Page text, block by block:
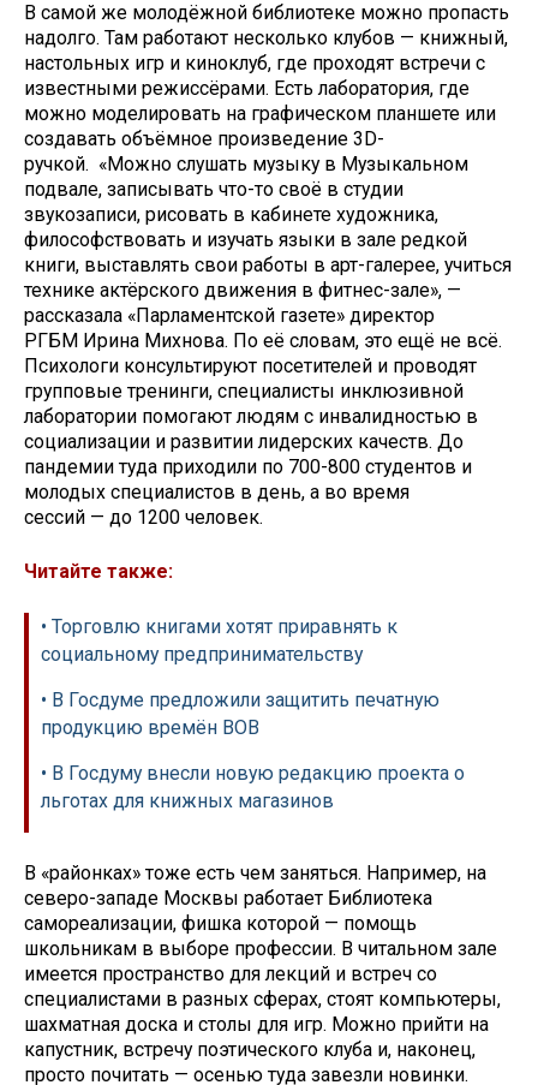
В самой же молодёжной библиотеке можно пропасть
надолго. Там работают несколько клубов — книжный,
настольных игр и киноклуб, где проходят встречи с
известными режиссёрами. Есть лаборатория, где
можно моделировать на графическом планшете или
создавать объёмное произведение 3D-
ручкой. «Можно слушать музыку в Музыкальном
подвале, записывать что-то своё в студии
звукозаписи, рисовать в кабинете художника,
философствовать и изучать языки в зале редкой
книги, выставлять свои работы в арт-галерее, учиться
технике актёрского движения в фитнес-зале», —
рассказала «Парламентской газете» директор
РГБМ Ирина Михнова. По её словам, это ещё не всё.
Психологи консультируют посетителей и проводят
групповые тренинги, специалисты инклюзивной
лаборатории помогают людям с инвалидностью в
социализации и развитии лидерских качеств. До
пандемии туда приходили по 700-800 студентов и
молодых специалистов в день, а во время
сессий — до 1200 человек.
Читайте также:
• Торговлю книгами хотят приравнять к
социальному предпринимательству
• В Госдуме предложили защитить печатную
продукцию времён ВОВ
• В Госдуму внесли новую редакцию проекта о
льготах для книжных магазинов
В «районках» тоже есть чем заняться. Например, на
северо-западе Москвы работает Библиотека
самореализации, фишка которой — помощь
школьникам в выборе профессии. В читальном зале
имеется пространство для лекций и встреч со
специалистами в разных сферах, стоят компьютеры,
шахматная доска и столы для игр. Можно прийти на
капустник, встречу поэтического клуба и, наконец,
просто почитать — осенью туда завезли новинки.